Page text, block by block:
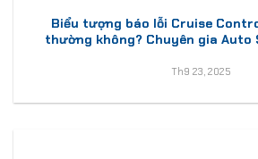
Biểu tượng báo lỗi Cruise
thường không? Chuyên gia Auto
Th9 23, 2025